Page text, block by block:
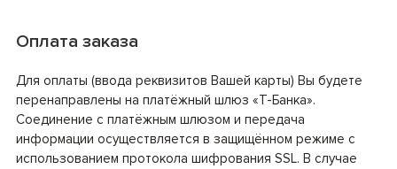
Оплата заказа
Для оплаты (ввода реквизитов Вашей карты) Вы будете
перенаправлены на платёжный шлюз «Т-Банка».
Соединение с платёжным шлюзом и передача
информации осуществляется в защищённом режиме с
использованием протокола шифрования SSL. В случае